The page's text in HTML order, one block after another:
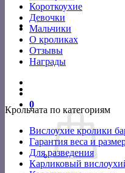
Короткоухие
Девочки
Мальчики
О кроликах
Отзывы
Награды
0
Крольчата по категориям
Вислоухие кролики
Гарантия веса и
Для разведения
Карликовый